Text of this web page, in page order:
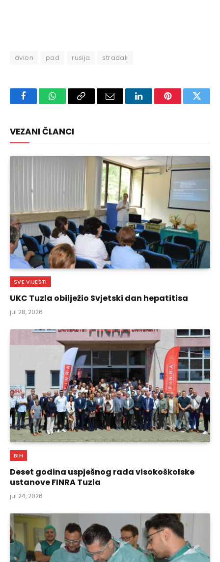
avion pad rusija stradali
FacebookWhatsAppCopy
Email LinkedInPinterest
VEZANI ČLANCI
SVE VIJESTI
UKC Tuzla obilježio Svjetski dan hepatitisa
jul 28, 2026
BIH
Deset godina uspješnog rada visokoškolske
ustanove FINRA Tuzla
jul 24, 2026